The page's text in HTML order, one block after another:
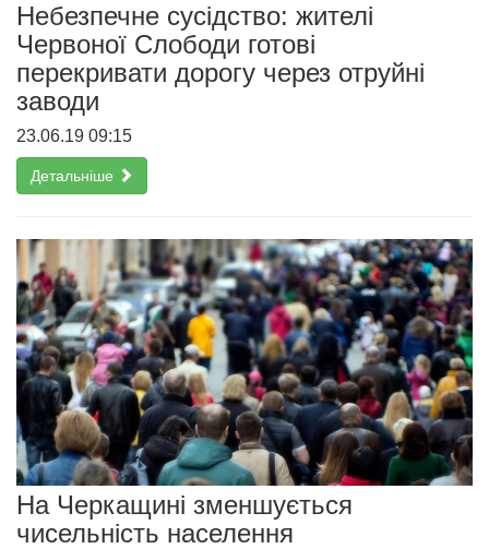
Небезпечне сусідство: жителі
Червоної Слободи готові
перекривати дорогу через отруйні
заводи
23.06.19 09:15
Детальніше
На Черкащині зменшується
чисельність населення